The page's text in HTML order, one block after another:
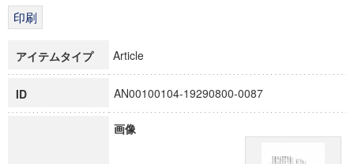
博士課程教育リーディングプログラム「超成熟社会発展のサ
アイテムタイプ Article
ID AN00100104-19290800-0087
画像